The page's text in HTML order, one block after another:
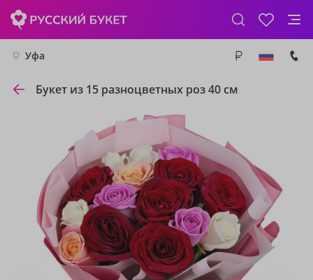
Уфа
Букет из 15 разноцветных роз 40 см